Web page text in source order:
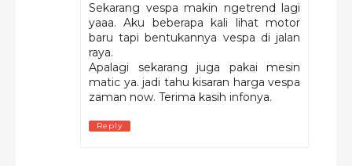
Sekarang vespa makin ngetrend lagi
yaaa. Aku beberapa kali lihat motor
baru tapi bentukannya vespa di jalan
raya.
Apalagi sekarang juga pakai mesin
matic ya. jadi tahu kisaran harga vespa
zaman now. Terima kasih infonya.
Reply